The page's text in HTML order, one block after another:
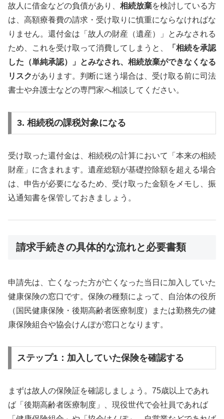
故人に借金などの負債があり、 相続放棄を検討している方
は、高額療養費の請求・受け取りに慎重にならなければな
りません。還付金は「故人の財産（遺産）」とみなされる
ため、これを受け取って消費してしまうと、
「相続を承認
した（単純承認）」とみなされ、相続放棄ができなくなる
リスクがあります。判断に迷う場合は、受け取る前に司法
書士や弁護士などの専門家へ相談してください。
3. 相続税の課税対象になる
受け取った還付金は、相続税の計算において「本来の相続
財産」に含まれます。遺産総額が基礎控除額を超える場合
は、申告が必要になるため、受け取った金額をメモし、振
込通知書を保管しておきましょう。
請求手続きの具体的な流れと必要書類
申請先は、亡くなった方が亡くなった当日に加入していた
健康保険の窓口です。保険の種類によって、自治体の役所
（国民健康保険・後期高齢者医療制度）または勤務先の健
康保険組合や協会けんぽが窓口となります。
ステップ1：加入していた保険を確認する
まずは故人の保険証を確認しましょう。75歳以上であれ
ば「後期高齢者医療制度」、現役世代で会社員であれば